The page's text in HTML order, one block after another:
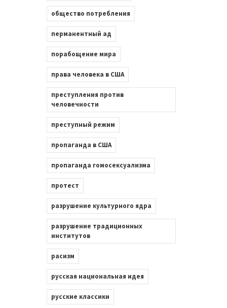
общество потребления
перманентный ад
порабощение мира
права человека в США
преступления против
человечности
преступный режим
пропаганда в США
пропаганда гомосексуализма
протест
разрушение культурного ядра
разрушение традиционных
институтов
расизм
русская национальная идея
русские классики